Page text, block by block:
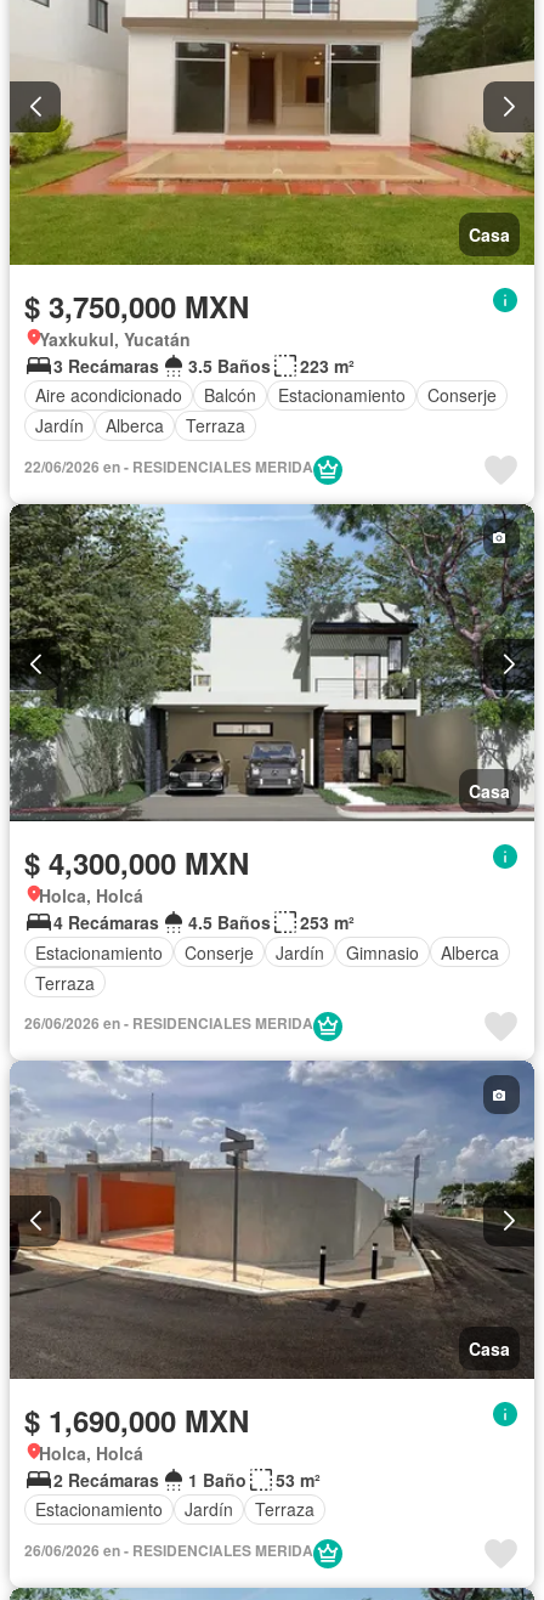
Casa
$ 3,750,000 MXN
Yaxkukul, Yucatán
3 Recámaras
3.5 Baños
223 m²
Aire acondicionado
Balcón Estacionamiento
Conserje
Jardín
Alberca Terraza
22/06/2026 en - RESIDENCIALES MERIDA
Casa
$ 4,300,000 MXN
Holca, Holcá
4 Recámaras
4.5 Baños
253 m²
Estacionamiento
Conserje Jardín Gimnasio
Alberca
Terraza
26/06/2026 en - RESIDENCIALES MERIDA
Casa
$ 1,690,000 MXN
Holca, Holcá
2 Recámaras
1 Baño
53 m²
Estacionamiento
Jardín Terraza
26/06/2026 en - RESIDENCIALES MERIDA